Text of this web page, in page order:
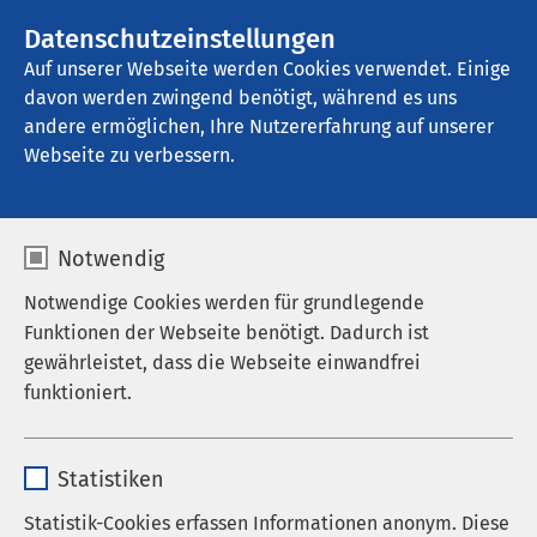
Datenschutzeinstellungen
Auf unserer Webseite werden Cookies verwendet. Einige
davon werden zwingend benötigt, während es uns
andere ermöglichen, Ihre Nutzererfahrung auf unserer
Webseite zu verbessern.
Notwendig
Notwendige Cookies werden für grundlegende
Funktionen der Webseite benötigt. Dadurch ist
gewährleistet, dass die Webseite einwandfrei
funktioniert.
Anbieter sgalinski
Statistiken
Statistik-Cookies erfassen Informationen anonym. Diese
AMEOS Klinikum Osnabrück
Alkoholabhängigkeit
Eine Abhängigkeit von Alkohol entsteht nicht von
heute auf morgen, sondern ergreift oft schleichend
Besitz. Dabei verläuft die Suchterkrankung bei
jedem Menschen anders. Oft wird eine
verleugnet. Die Ursachen sind dabei vielfältig.